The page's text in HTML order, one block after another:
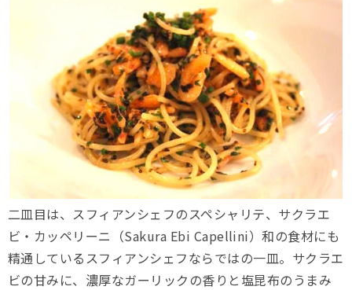
二皿目は、スフィアンシェフのスペシャリテ、サクラエ
ビ・カッペリーニ（Sakura Ebi Capellini）和の食材にも
精通しているスフィアンシェフならではの一皿。サクラエ
ビの甘みに、濃厚なガーリックの香りと塩昆布のうまみ